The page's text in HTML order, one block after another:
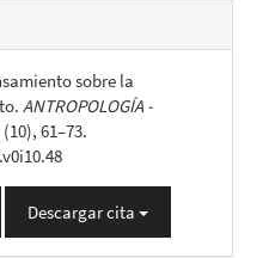
sobre la
ANTROPOLOGÍA -
(10), 61–73.
Descargar cita